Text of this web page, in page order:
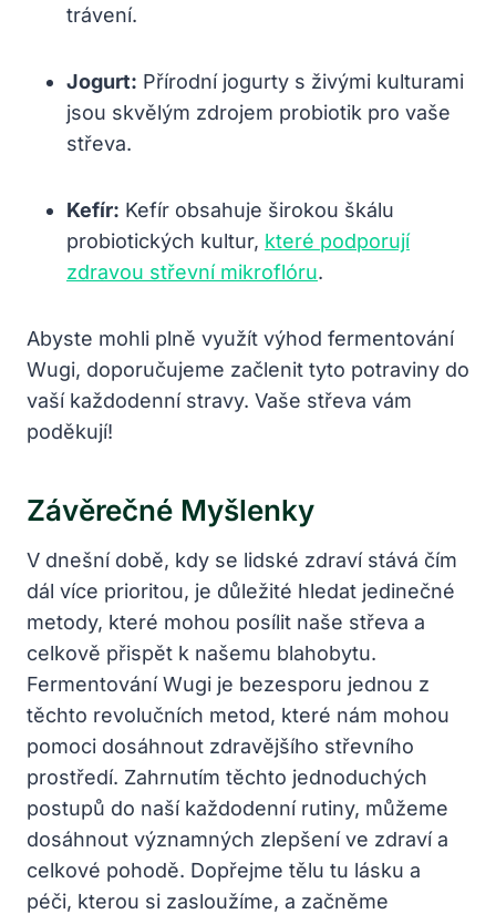
trávení.
Jogurt: Přírodní jogurty s živými kulturami
jsou skvělým zdrojem probiotik pro vaše
střeva.
Kefír: Kefír obsahuje širokou škálu
probiotických kultur, které podporují
zdravou střevní mikroflóru.
Abyste mohli plně využít výhod fermentování
Wugi, doporučujeme začlenit tyto potraviny do
vaší každodenní stravy. Vaše střeva vám
poděkují!
Závěrečné Myšlenky
V dnešní době, kdy se lidské zdraví stává čím
dál více prioritou, je důležité hledat jedinečné
metody, které mohou posílit naše střeva a
celkově přispět k našemu blahobytu.
Fermentování Wugi je bezesporu jednou z
těchto revolučních metod, které nám mohou
pomoci dosáhnout zdravějšího střevního
prostředí. Zahrnutím těchto jednoduchých
postupů do naší každodenní rutiny, můžeme
dosáhnout významných zlepšení ve zdraví a
celkové pohodě. Dopřejme tělu tu lásku a
péči, kterou si zasloužíme, a začněme